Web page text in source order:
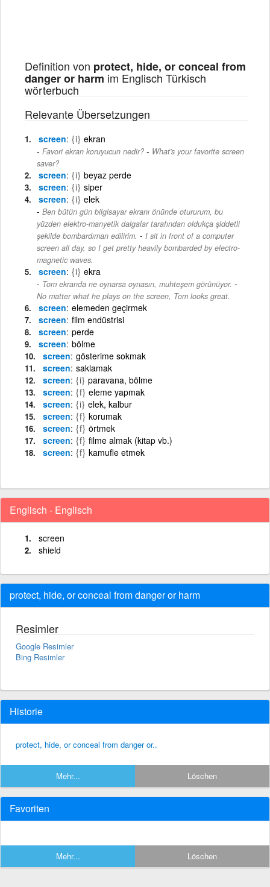
Definition von protect, hide, or conceal from
danger or harm im Englisch Türkisch
wörterbuch
Relevante Übersetzungen
screen {i} ekran
Favori ekran koruyucun nedir? - What's your favorite screen
saver?
screen {i} beyaz perde
screen {i} siper
screen {i} elek
Ben bütün gün bilgisayar ekranı önünde otururum, bu
yüzden elektro-manyetik dalgalar tarafından oldukça şiddetli
şekilde bombardıman edilirim. - I sit in front of a computer
screen all day, so I get pretty heavily bombarded by electro-
magnetic waves.
screen {i} ekra
Tom ekranda ne oynarsa oynasın, muhteşem görünüyor. -
No matter what he plays on the screen, Tom looks great.
screen elemeden geçirmek
screen film endüstrisi
screen perde
screen bölme
screen gösterime sokmak
screen saklamak
screen {i} paravana, bölme
screen {f} eleme yapmak
screen {i} elek, kalbur
screen {f} korumak
screen {f} örtmek
screen {f} filme almak (kitap vb.)
screen {f} kamufle etmek
Englisch - Englisch
screen
shield
protect, hide, or conceal from danger or harm
Resimler
Google Resimler
Bing Resimler
Historie
protect, hide, or conceal from danger or..
Mehr... Löschen
Favoriten
Mehr... Löschen